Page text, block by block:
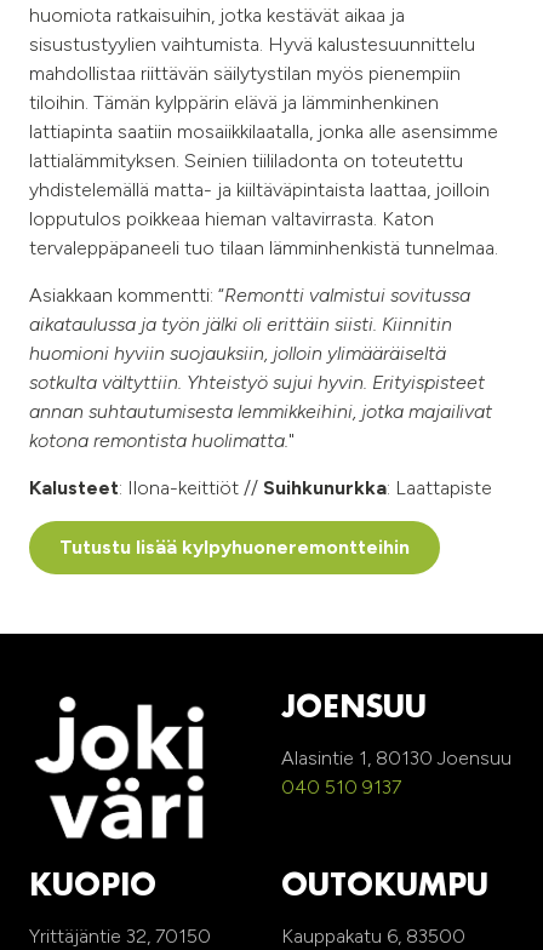
huomiota ratkaisuihin, jotka kestävät aikaa ja
sisustustyylien vaihtumista. Hyvä kalustesuunnittelu
mahdollistaa riittävän säilytystilan myös pienempiin
tiloihin. Tämän kylppärin elävä ja lämminhenkinen
lattiapinta saatiin mosaiikkilaatalla, jonka alle asensimme
lattialämmityksen. Seinien tiililadonta on toteutettu
yhdistelemällä matta- ja kiiltäväpintaista laattaa, joilloin
lopputulos poikkeaa hieman valtavirrasta. Katon
tervaleppäpaneeli tuo tilaan lämminhenkistä tunnelmaa.
Asiakkaan kommentti: “Remontti valmistui sovitussa
aikataulussa ja työn jälki oli erittäin siisti. Kiinnitin
huomioni hyviin suojauksiin, jolloin ylimääräiseltä
sotkulta vältyttiin. Yhteistyö sujui hyvin. Erityispisteet
annan suhtautumisesta lemmikkeihini, jotka majailivat
kotona remontista huolimatta."
Kalusteet: Ilona-keittiöt // Suihkunurkka: Laattapiste
Tutustu lisää kylpyhuoneremontteihin
JOENSUU
Alasintie 1, 80130 Joensuu
040 510 9137
KUOPIO
Yrittäjäntie 32, 70150
OUTOKUMPU
Kauppakatu 6, 83500